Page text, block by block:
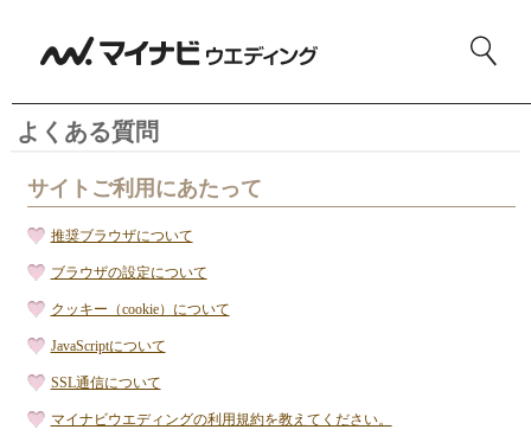
よくある質問
サイトご利用にあたって
推奨ブラウザについて
ブラウザの設定について
クッキー（cookie）について
JavaScriptについて
SSL通信について
マイナビウエディングの利用規約を教えてください。